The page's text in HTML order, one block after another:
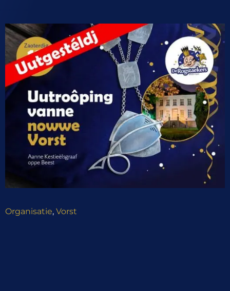
Organisatie, Vorst